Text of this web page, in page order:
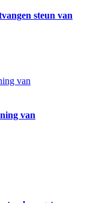
steun van
van